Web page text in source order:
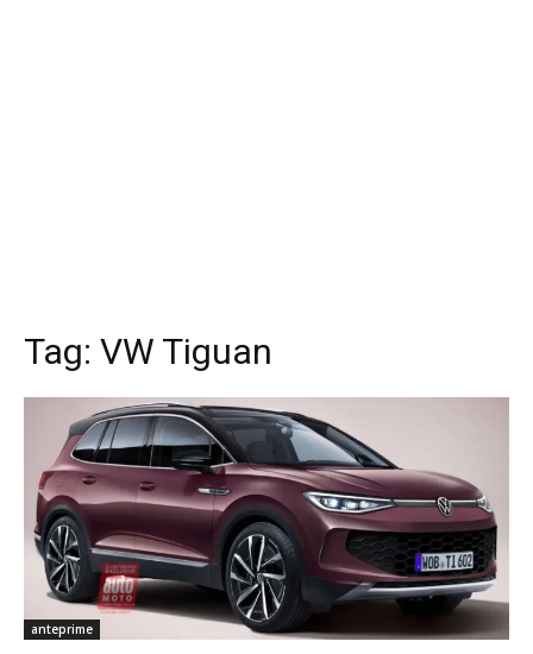
Tag: VW Tiguan
anteprime